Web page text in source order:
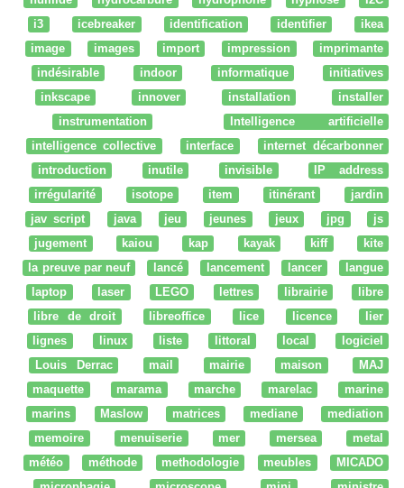
i3
icebreaker identification identifier
ikea
image
images import impression
imprimante
indésirable
indoor informatique
initiatives
inkscape
innover installation
installer
instrumentation
Intelligence artificielle
intelligence collective
interface
internet décarbonner
introduction
inutile invisible
IP address
irrégularité
isotope item itinérant
jardin
jav script
java jeu jeunes jeux jpg
js
jugement
kaiou kap kayak kiff
kite
la preuve par neuf
lancé lancement lancer
langue
laptop
laser LEGO lettres librairie
libre
libre de droit
libreoffice lice licence
lier
lignes
linux liste littoral local
logiciel
Louis Derrac
mail mairie maison
MAJ
maquette
marama marche marelac
marine
marins
Maslow matrices mediane
mediation
memoire
menuiserie mer mersea
metal
météo
méthode methodologie meubles
MICADO